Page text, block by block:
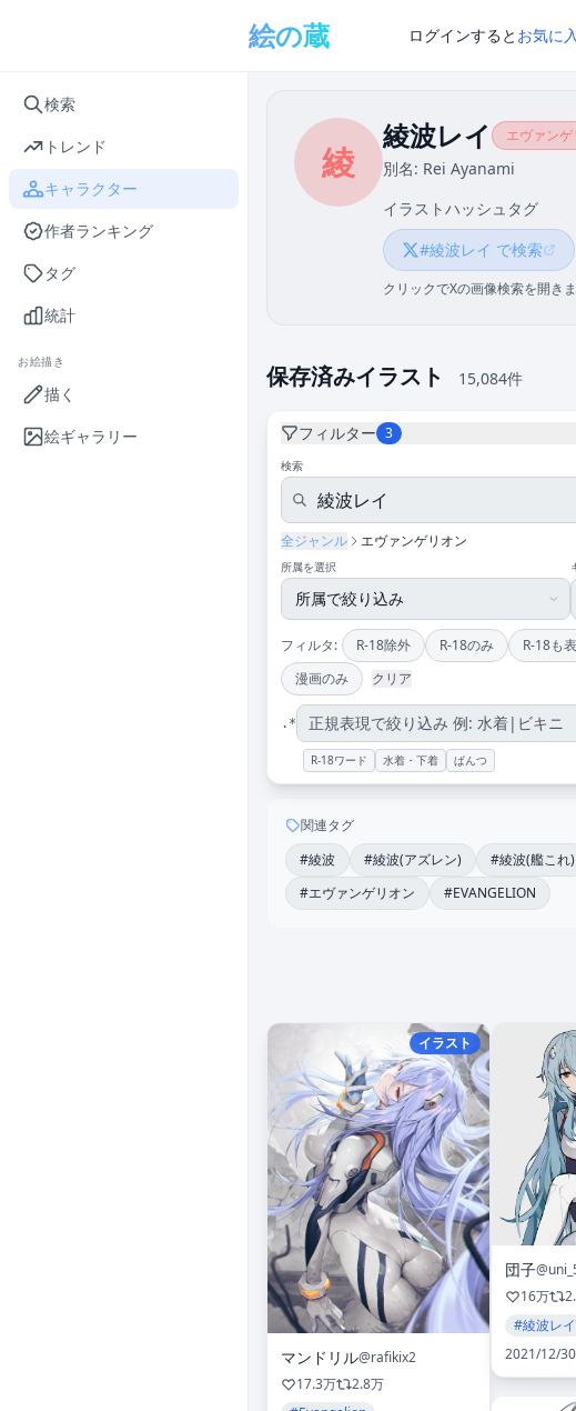
検索
トレンド
キャラクター
作者ランキング
タグ
統計
お絵描き
描く
絵ギャラリー
絵の蔵 ログインすると お気に
綾
綾波レイ エヴァン
別名: Rei Ayanami
イラストハッシュタグ
#綾波レイ で検索
クリックでXの画像検索を開き
保存済みイラスト 15,084件
フィルター 3
検索
全ジャンル エヴァンゲリオン
所属を選択
フィルタ: R-18除外 R-18のみ R-18も
漫画のみ
クリア
.*
R-18ワード 水着・下着 ぱんつ
関連タグ
#綾波
#綾波(アズレン) #綾波(艦これ)
#エヴァンゲリオン
#EVANGELION
イラスト
マンドリル@rafikix2
17.3万
2.8万
団子
16万
#綾波レイ
2021/12/30